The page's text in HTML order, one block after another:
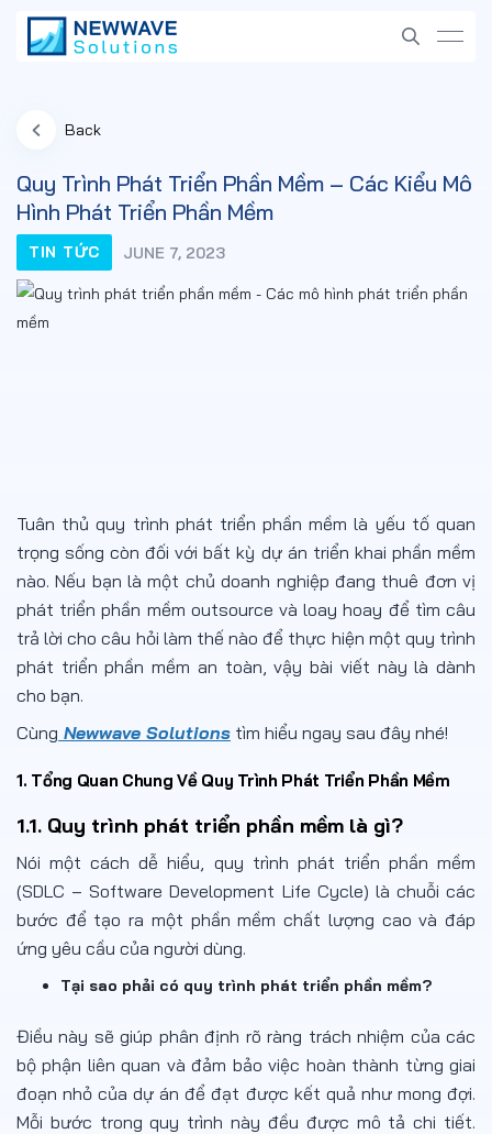
Back
Quy Trình Phát Triển Phần Mềm – Các Kiểu Mô
Hình Phát Triển Phần Mềm
TIN TỨC JUNE 7, 2023
Tuân thủ quy trình phát triển phần mềm là yếu tố quan
trọng sống còn đối với bất kỳ dự án triển khai phần mềm
nào. Nếu bạn là một chủ doanh nghiệp đang thuê đơn vị
phát triển phần mềm outsource và loay hoay để tìm câu
trả lời cho câu hỏi làm thế nào để thực hiện một quy trình
phát triển phần mềm an toàn, vậy bài viết này là dành
cho bạn.
Cùng Newwave Solutions tìm hiểu ngay sau đây nhé!
1. Tổng Quan Chung Về Quy Trình Phát Triển Phần Mềm
1.1. Quy trình phát triển phần mềm là gì?
Nói một cách dễ hiểu, quy trình phát triển phần mềm
(SDLC – Software Development Life Cycle) là chuỗi các
bước để tạo ra một phần mềm chất lượng cao và đáp
ứng yêu cầu của người dùng.
Tại sao phải có quy trình phát triển phần mềm?
Điều này sẽ giúp phân định rõ ràng trách nhiệm của các
bộ phận liên quan và đảm bảo việc hoàn thành từng giai
đoạn nhỏ của dự án để đạt được kết quả như mong đợi.
Mỗi bước trong quy trình này đều được mô tả chi tiết.